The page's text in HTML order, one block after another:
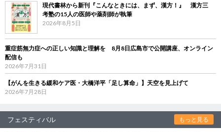
現代書林から新刊『こんなときには、まず、漢方！』 漢方三
考塾の15人の医師や薬剤師が執筆
2026年8月5日
重症筋無力症への正しい知識と理解を 8月8日広島市で公開講座、オンライン
配信も
2026年7月31日
【がんを生きる緩和ケア医・大橋洋平「足し算命」】天空を見上げて
2026年7月28日
フェスティバル もっと見る